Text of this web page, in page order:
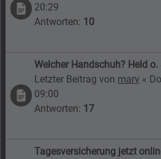
20:29
Antworten: 10
Welcher Handschuh? Held
Letzter Beitrag von marv «
09:00
Antworten: 17
Tagesversicherung jetzt